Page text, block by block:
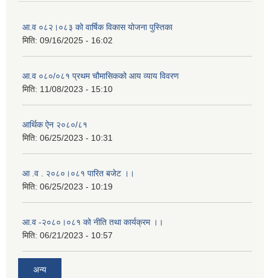
आ.व ०८२।०८३ को वार्षिक विकास योजना पुस्तिका
मिति: 09/16/2025 - 16:02
आ.व ०८०/०८१ प्रथम चौमासिकको आय व्याय विवरण
मिति: 11/08/2023 - 15:10
आर्थिक ऐन २०८०/८१
मिति: 06/25/2023 - 10:31
आ .व . २०८०।०८१ पारित बजेट ।।
मिति: 06/25/2023 - 10:19
आ.व -२०८०।०८१ को नीति तथा कार्यक्रम ।।
मिति: 06/21/2023 - 10:57
अन्य